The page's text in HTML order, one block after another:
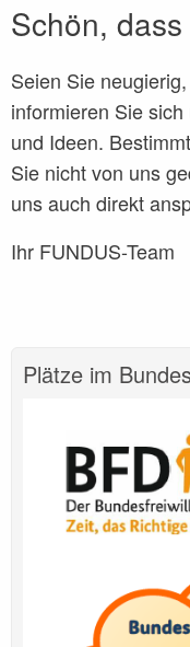
Schön,
Seien Sie neugierig
informieren Sie
und Ideen.
Sie nicht von uns
uns auch direkt
Ihr FUNDUS-Team
Plätze im